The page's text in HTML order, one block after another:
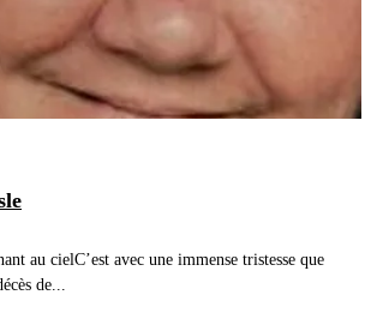
au cielC’est avec une immense tristesse que
de...